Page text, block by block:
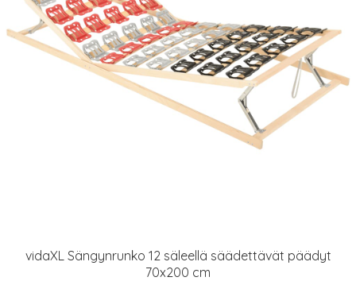
vidaXL Sängynrunko 12 säleellä säädettävät päädyt
70x200 cm